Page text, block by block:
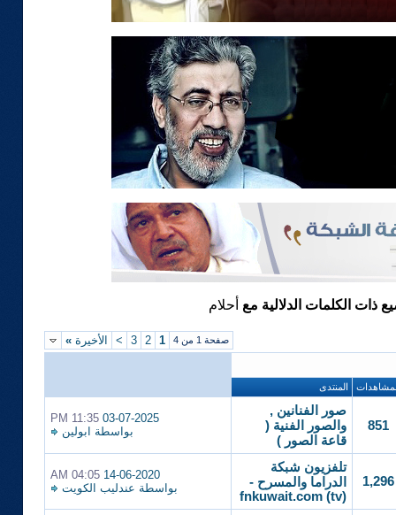
ذات الكلمات الدلالية مع أحلام
صفحة 1 من 4 1
2
3
> الأخيرة»
المنتدى
851
صور الفنانين ,
والصور الفنية (
قاعة الصور )
03-07-2025
11:35 PM
بواسطة ابولين
1,296
تلفزيون شبكة
الدراما والمسرح -
(fnkuwait.com (tv
14-06-2020
04:05 AM
بواسطة عندليب الكويت